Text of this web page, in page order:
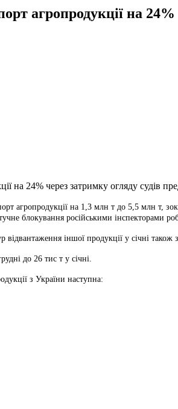
агропродукції на
агропродукції на 1,3 млн т до 5,5 млн т,
блокування російськими інспекторами
відвантаження іншої продукції у січні
до 26 тис т у січні.
з України наступна: